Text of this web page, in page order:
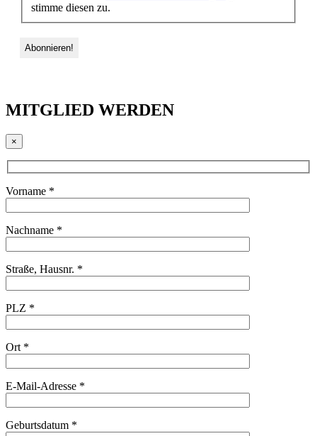
stimme diesen zu.
MITGLIED WERDEN
×
Vorname *
Nachname *
Straße, Hausnr. *
PLZ *
Ort *
E-Mail-Adresse *
Geburtsdatum *